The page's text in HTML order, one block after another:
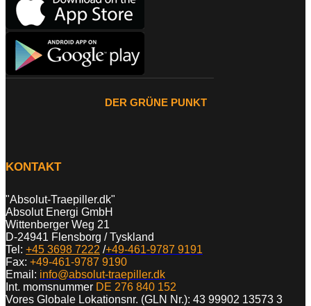
DER GRÜNE PUNKT
KONTAKT
"Absolut-Traepiller.dk"
Absolut Energi GmbH
Wittenberger Weg 21
D-24941 Flensborg / Tyskland
Tel: +45 3698 7222 /+49-461-9787 9191
Fax: +49-461-9787 9190
Email: info@absolut-traepiller.dk
Int. momsnummer DE 276 840 152
Vores Globale Lokationsnr. (GLN Nr.): 43 99902 13573 3